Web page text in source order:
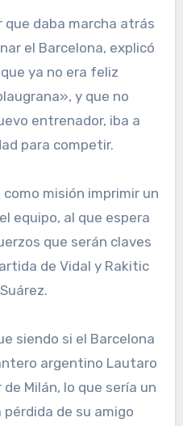
que daba marcha atrás
el Barcelona, explicó
ya no era feliz
y que no
entrenador, iba a
para competir.
misión imprimir un
equipo, al que espera
que serán claves
de Vidal y Rakitic
siendo si el Barcelona
argentino Lautaro
Milán, lo que sería un
de su amigo